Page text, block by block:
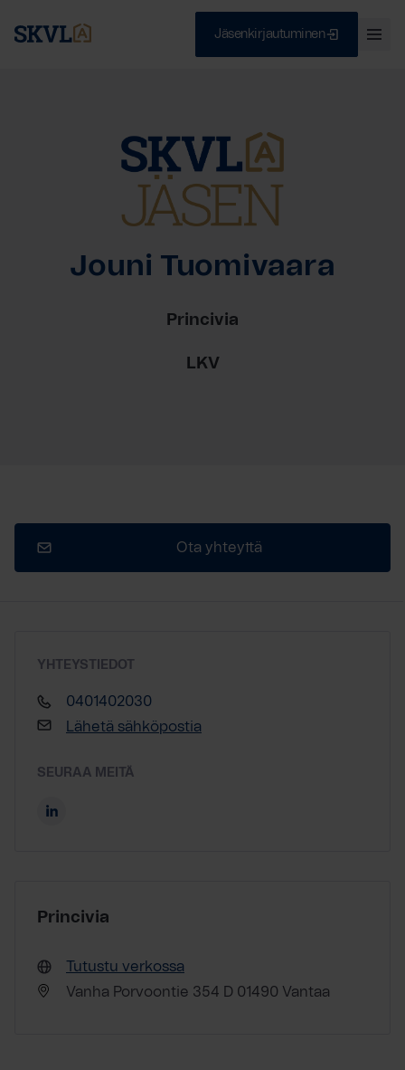
Jäsenkirjautuminen
Jouni Tuomivaara
Princivia
LKV
Ota yhteyttä
YHTEYSTIEDOT
0401402030
Lähetä sähköpostia
SEURAA MEITÄ
Princivia
Tutustu verkossa
Vanha Porvoontie 354 D 01490 Vantaa